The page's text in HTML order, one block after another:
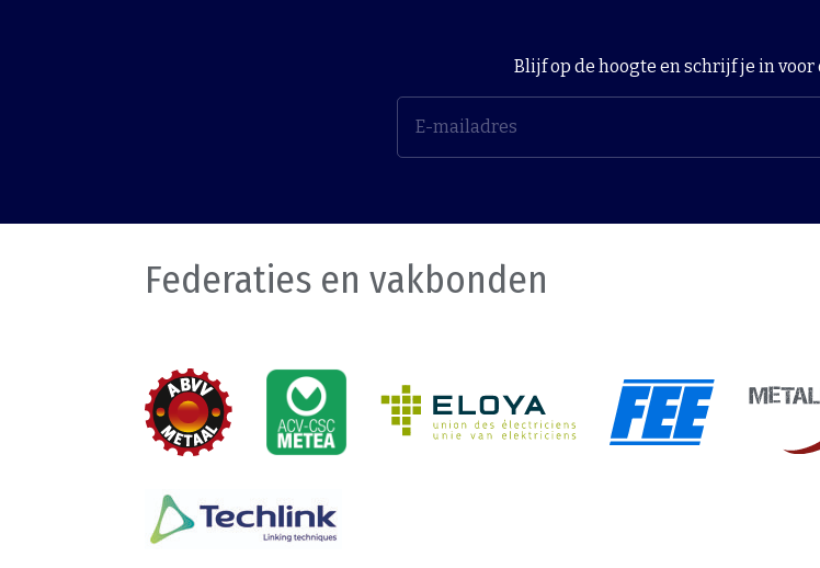
Blijf op de hoogte en schrijf je in
Federaties en vakbonden